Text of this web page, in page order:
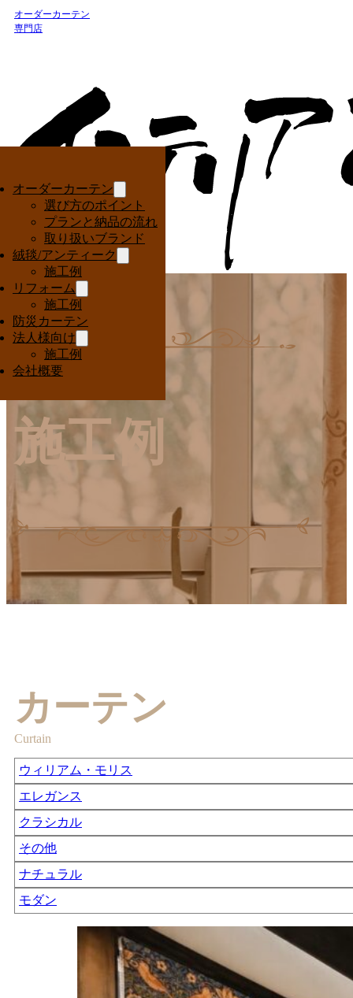
オーダーカーテン
専門店
オーダーカーテン
選び方のポイント
プランと納品の流れ
取り扱いブランド
絨毯/アンティーク
施工例
リフォーム
施工例
防災カーテン
法人様向け
施工例
会社概要
Interior Ota
施工例
カーテン
Curtain
ウィリアム・モリス
エレガンス
クラシカル
その他
ナチュラル
モダン